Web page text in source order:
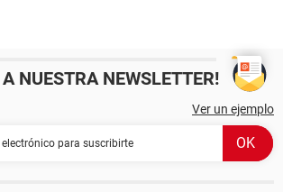
NUESTRA NEWSLETTER!
Ver un ejemplo